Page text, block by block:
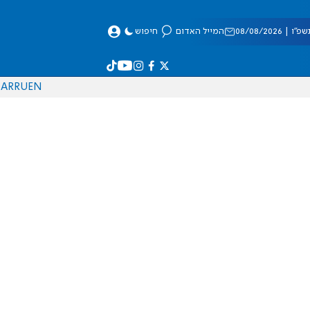
08/2026 המייל האדום חיפוש
EN
RU
AR